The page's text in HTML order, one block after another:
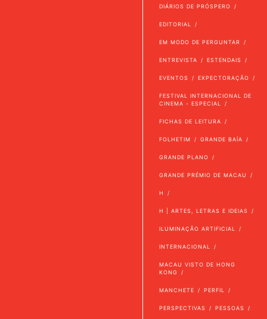
DIÁRIOS DE PRÓSPERO
EDITORIAL
EM MODO DE PERGUNTAR
ENTREVISTA ESTENDAIS
EVENTOS EXPECTORAÇÃO
FESTIVAL INTERNACIONAL DE
CINEMA - ESPECIAL
FICHAS DE LEITURA
FOLHETIM GRANDE BAÍA
GRANDE PLANO
GRANDE PRÉMIO DE MACAU
H
H | ARTES, LETRAS E IDEIAS
ILUMINAÇÃO ARTIFICIAL
INTERNACIONAL
MACAU VISTO DE HONG
KONG
MANCHETE PERFIL
PERSPECTIVAS PESSOAS